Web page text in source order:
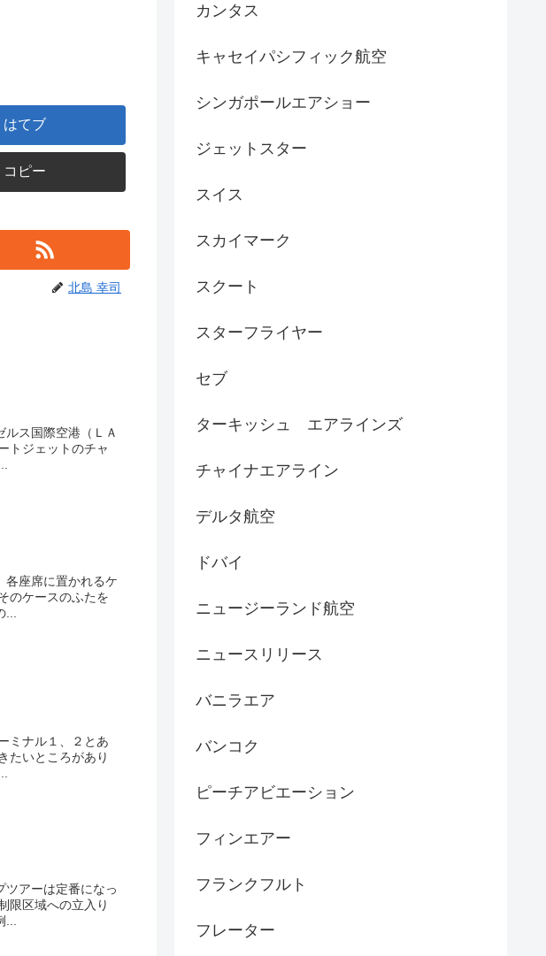
はてブ
コピー
北島 幸司
ス国際空港（ＬＡ
トジェットのチャ
各座席に置かれるケ
のケースのふたを
ミナル１、２とあ
たいところがあり
ツアーは定番になっ
限区域への立入り
カンタス
キャセイパシフィック航空
シンガポールエアショー
ジェットスター
スイス
スカイマーク
スクート
スターフライヤー
セブ
ターキッシュ エアラインズ
チャイナエアライン
デルタ航空
ドバイ
ニュージーランド航空
ニュースリリース
バニラエア
バンコク
ピーチアビエーション
フィンエアー
フランクフルト
フレーター